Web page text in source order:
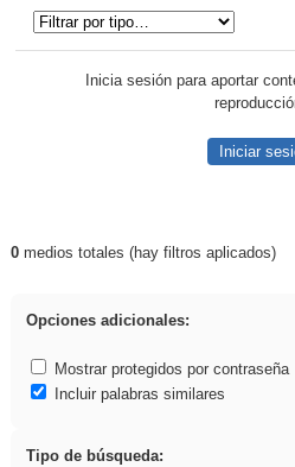
Inicia sesión para aportar
Iniciar
Resultados de: Oratoria
0medios totales (hay filtros aplicados)
Opciones adicionales:
Mostrar protegidos por contraseña
Incluir palabras similares
Tipo de búsqueda: